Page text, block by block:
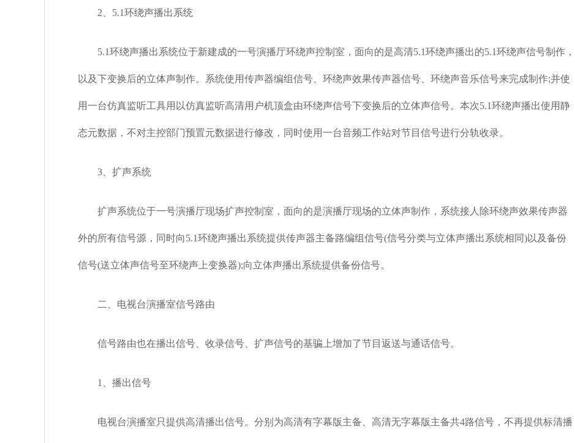
2、5.1环绕声播出系统
5.1环绕声播出系统位于新建成的一号演播厅环绕声控制室，面向的是高清5.1环绕声播出的5.1环绕声信号制作，
以及下变换后的立体声制作。系统使用传声器编组信号、环绕声效果传声器信号、环绕声音乐信号来完成制作;并使
用一台仿真监听工具用以仿真监听高清用户机顶盒由环绕声信号下变换后的立体声信号。本次5.1环绕声播出使用静
态元数据，不对主控部门预置元数据进行修改，同时使用一台音频工作站对节目信号进行分轨收录。
3、扩声系统
扩声系统位于一号演播厅现场扩声控制室，面向的是演播厅现场的立体声制作，系统接人除环绕声效果传声器
外的所有信号源，同时向5.1环绕声播出系统提供传声器主备路编组信号(信号分类与立体声播出系统相同)以及备份
信号(送立体声信号至环绕声上变换器);向立体声播出系统提供备份信号。
二、电视台演播室信号路由
信号路由也在播出信号、收录信号、扩声信号的基骗上增加了节目返送与通话信号。
1、播出信号
电视台演播室只提供高清播出信号。分别为高清有字幕版主备、高清无字幕版主备共4路信号，不再提供标清播